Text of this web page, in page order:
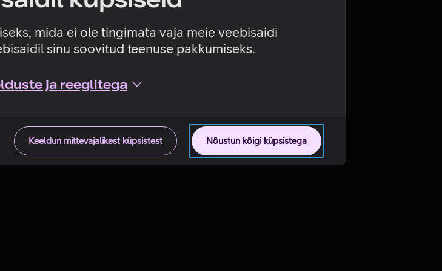
mida ei ole tingimata vaja meie veebisaidi
sinu soovitud teenuse pakkumiseks.
ja reeglitega
Nõustun kõigi küpsistega
Keeldun mittevajalikest küpsistest